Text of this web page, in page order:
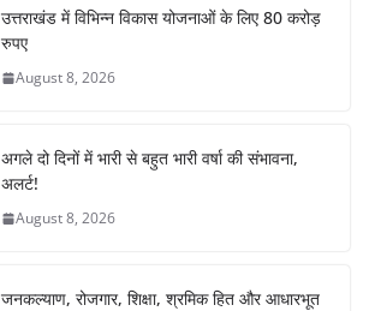
उत्तराखंड में विभिन्न विकास योजनाओं के लिए 80 करोड़
रुपए
August 8, 2026
अगले दो दिनों में भारी से बहुत भारी वर्षा की संभावना,
अलर्ट!
August 8, 2026
जनकल्याण, रोजगार, शिक्षा, श्रमिक हित और आधारभूत